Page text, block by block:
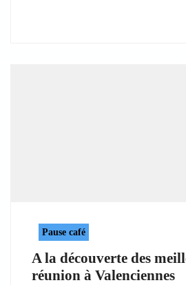
Pause café
A la découverte des
réunion à Valenciennes